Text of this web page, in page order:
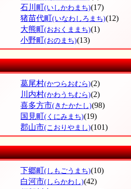
石川町(いしかわまち)(17)
猪苗代町(いなわしろまち)(12)
大熊町(おおくままち)(1)
小野町(おのまち)(13)
葛尾村(かつらおむら)(2)
川内村(かわうちむら)(2)
喜多方市(きたかたし)(98)
国見町(くにみまち)(19)
郡山市(こおりやまし)(101)
下郷町(しもごうまち)(10)
白河市(しらかわし)(42)